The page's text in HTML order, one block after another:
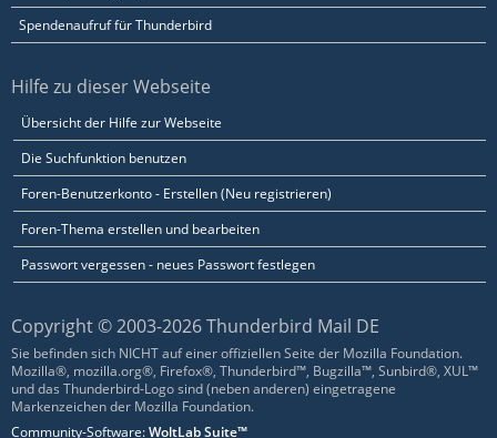
Spendenaufruf für Thunderbird
Hilfe zu dieser Webseite
Übersicht der Hilfe zur Webseite
Die Suchfunktion benutzen
Foren-Benutzerkonto - Erstellen (Neu registrieren)
Foren-Thema erstellen und bearbeiten
Passwort vergessen - neues Passwort festlegen
Copyright © 2003-2026 Thunderbird Mail DE
Sie befinden sich NICHT auf einer offiziellen Seite der Mozilla Foundation.
Mozilla®, mozilla.org®, Firefox®, Thunderbird™, Bugzilla™, Sunbird®, XUL™
und das Thunderbird-Logo sind (neben anderen) eingetragene
Markenzeichen der Mozilla Foundation.
Community-Software:WoltLab Suite™